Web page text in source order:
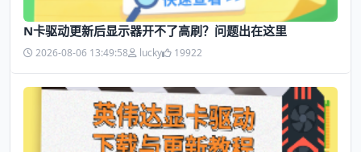
N卡驱动更新后显示器开不了高刷？问题出在这里
2026-08-06 13:49:58 lucky 19922